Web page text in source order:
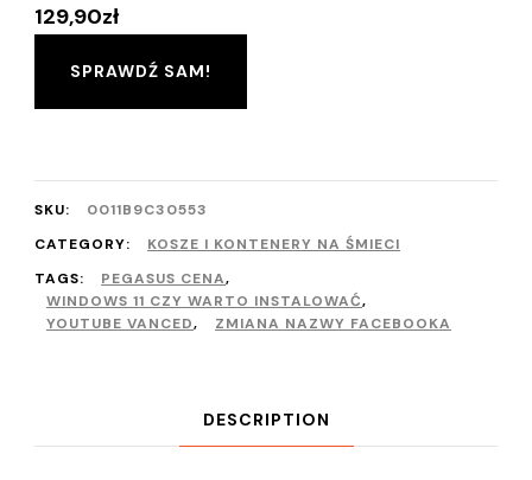
129,90zł
SPRAWDŹ SAM!
SKU:
0011B9C30553
CATEGORY:
KOSZE I KONTENERY NA ŚMIECI
TAGS:
PEGASUS CENA,
WINDOWS 11 CZY WARTO INSTALOWAĆ,
YOUTUBE VANCED, ZMIANA NAZWY FACEBOOKA
DESCRIPTION